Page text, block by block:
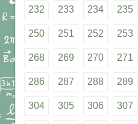
232 233 234 235
250 251 252 253
268 269 270 271
286 287 288 289
304 305 306 307